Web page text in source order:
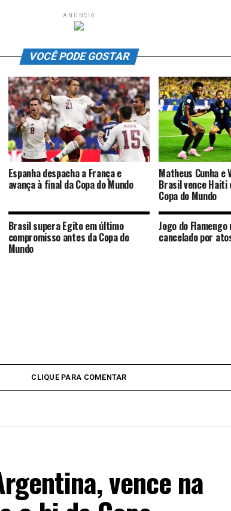
ANÚNCIO
VOCÊ PODE GOSTAR
Espanha despacha a França e
avança à final da Copa do Mundo
Matheus Cunha e
Brasil vence Haiti
Copa do Mundo
Brasil supera Egito em último
compromisso antes da Copa do
Mundo
Jogo do
cancelado por
CLIQUE PARA COMENTAR
vence na